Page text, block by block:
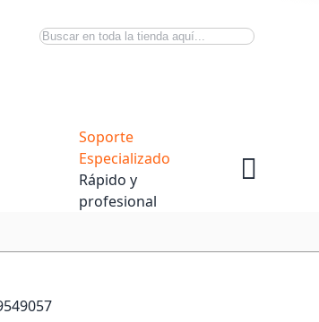
Buscar
Soporte
Especializado
Rápido y
profesional